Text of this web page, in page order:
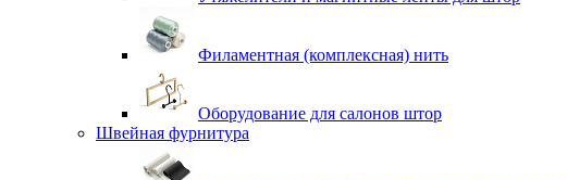
Филаментная (комплексная) нить
Оборудование для салонов штор
Швейная фурнитура